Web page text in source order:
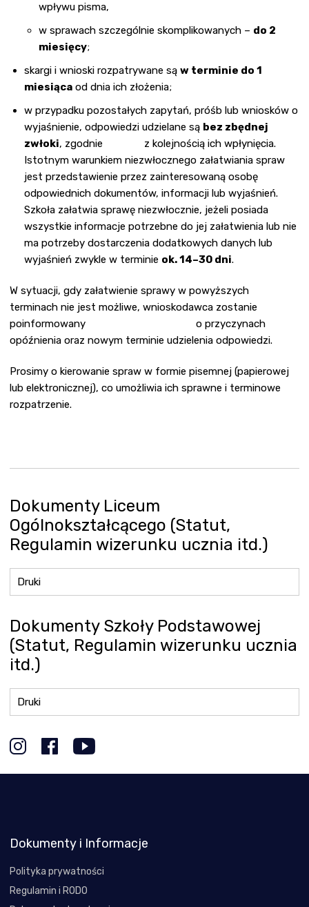
wpływu pisma,
w sprawach szczególnie skomplikowanych – do 2
miesięcy;
skargi i wnioski rozpatrywane są w terminie do 1
miesiąca od dnia ich złożenia;
w przypadku pozostałych zapytań, próśb lub wniosków o
wyjaśnienie, odpowiedzi udzielane są bez zbędnej
zwłoki, zgodnie z kolejnością ich wpłynięcia.
Istotnym warunkiem niezwłocznego załatwiania spraw
jest przedstawienie przez zainteresowaną osobę
odpowiednich dokumentów, informacji lub wyjaśnień.
Szkoła załatwia sprawę niezwłocznie, jeżeli posiada
wszystkie informacje potrzebne do jej załatwienia lub nie
ma potrzeby dostarczenia dodatkowych danych lub
wyjaśnień zwykle w terminie ok. 14–30 dni.
W sytuacji, gdy załatwienie sprawy w powyższych
terminach nie jest możliwe, wnioskodawca zostanie
poinformowany o przyczynach
opóźnienia oraz nowym terminie udzielenia odpowiedzi.
Prosimy o kierowanie spraw w formie pisemnej (papierowej
lub elektronicznej), co umożliwia ich sprawne i terminowe
rozpatrzenie.
Dokumenty Liceum
Ogólnokształcącego (Statut,
Regulamin wizerunku ucznia itd.)
Druki
Dokumenty Szkoły Podstawowej
(Statut, Regulamin wizerunku ucznia
itd.)
Druki
Dokumenty i Informacje
Polityka prywatności
Regulamin i RODO